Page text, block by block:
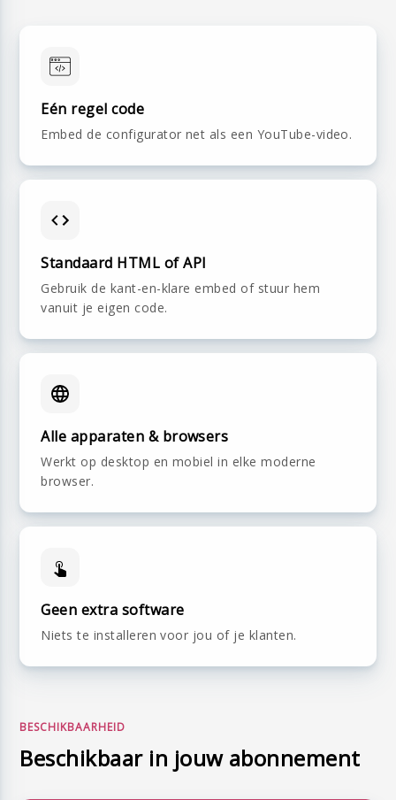
Eén regel code
Embed de configurator net als een YouTube-video.
Standaard HTML of API
Gebruik de kant-en-klare embed of stuur hem
vanuit je eigen code.
Alle apparaten & browsers
Werkt op desktop en mobiel in elke moderne
browser.
Geen extra software
Niets te installeren voor jou of je klanten.
BESCHIKBAARHEID
Beschikbaar in jouw abonnement